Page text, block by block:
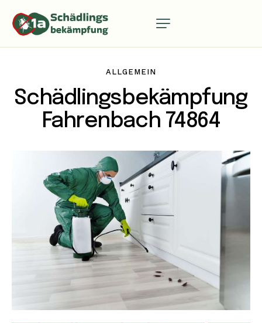
ALLGEMEIN
Schädlingsbekämpfung
Fahrenbach 74864